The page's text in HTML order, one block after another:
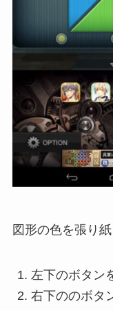
図形の色を張り
左下のボタン
右下ののボタ